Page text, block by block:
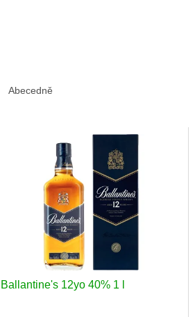
Abecedně
Ballantine's 12yo 40% 1 l